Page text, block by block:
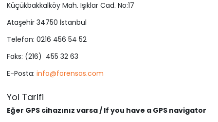
Küçükbakkalköy Mah. Işıklar Cad. No:17
Ataşehir 34750 İstanbul
Telefon: 0216 456 54 52
Faks: (216) 455 32 63
E-Posta: info@forensas.com
Yol Tarifi
Eğer GPS cihazınız varsa / If you have a GPS navigator